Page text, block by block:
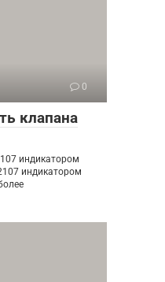
0
клапана
индикатором
индикатором